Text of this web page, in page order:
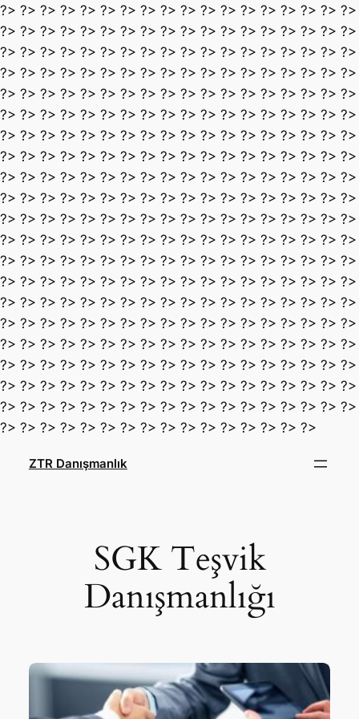
?> ?> ?> ?> ?> ?> ?> ?> ?> ?> ?> ?> ?> ?> ?> ?> ?> ?>
?> ?> ?> ?> ?> ?> ?> ?> ?> ?> ?> ?> ?> ?> ?> ?> ?> ?>
?> ?> ?> ?> ?> ?> ?> ?> ?> ?> ?> ?> ?> ?> ?> ?> ?> ?>
?> ?> ?> ?> ?> ?> ?> ?> ?> ?> ?> ?> ?> ?> ?> ?> ?> ?>
?> ?> ?> ?> ?> ?> ?> ?> ?> ?> ?> ?> ?> ?> ?> ?> ?> ?>
?> ?> ?> ?> ?> ?> ?> ?> ?> ?> ?> ?> ?> ?> ?> ?> ?> ?>
?> ?> ?> ?> ?> ?> ?> ?> ?> ?> ?> ?> ?> ?> ?> ?> ?> ?>
?> ?> ?> ?> ?> ?> ?> ?> ?> ?> ?> ?> ?> ?> ?> ?> ?> ?>
?> ?> ?> ?> ?> ?> ?> ?> ?> ?> ?> ?> ?> ?> ?> ?> ?> ?>
?> ?> ?> ?> ?> ?> ?> ?> ?> ?> ?> ?> ?> ?> ?> ?> ?> ?>
?> ?> ?> ?> ?> ?> ?> ?> ?> ?> ?> ?> ?> ?> ?> ?> ?> ?>
?> ?> ?> ?> ?> ?> ?> ?> ?> ?> ?> ?> ?> ?> ?> ?> ?> ?>
?> ?> ?> ?> ?> ?> ?> ?> ?> ?> ?> ?> ?> ?> ?> ?> ?> ?>
?> ?> ?> ?> ?> ?> ?> ?> ?> ?> ?> ?> ?> ?> ?> ?> ?> ?>
?> ?> ?> ?> ?> ?> ?> ?> ?> ?> ?> ?> ?> ?> ?> ?> ?> ?>
?> ?> ?> ?> ?> ?> ?> ?> ?> ?> ?> ?> ?> ?> ?> ?> ?> ?>
?> ?> ?> ?> ?> ?> ?> ?> ?> ?> ?> ?> ?> ?> ?> ?> ?> ?>
?> ?> ?> ?> ?> ?> ?> ?> ?> ?> ?> ?> ?> ?> ?> ?> ?> ?>
?> ?> ?> ?> ?> ?> ?> ?> ?> ?> ?> ?> ?> ?> ?> ?> ?> ?>
?> ?> ?> ?> ?> ?> ?> ?> ?> ?> ?> ?> ?> ?> ?> ?> ?> ?>
?> ?> ?> ?> ?> ?> ?> ?> ?> ?> ?> ?> ?> ?> ?> ?>
ZTR Danışmanlık
SGK Teşvik
Danışmanlığı